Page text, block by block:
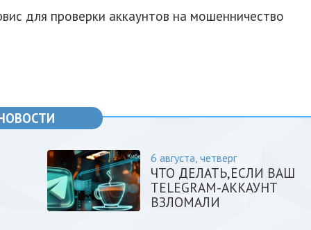
для проверки аккаунтов на мошенничество
6 августа, четверг
ЧТО ДЕЛАТЬ,ЕСЛИ ВАШ
TELEGRAM-АККАУНТ
ВЗЛОМАЛИ